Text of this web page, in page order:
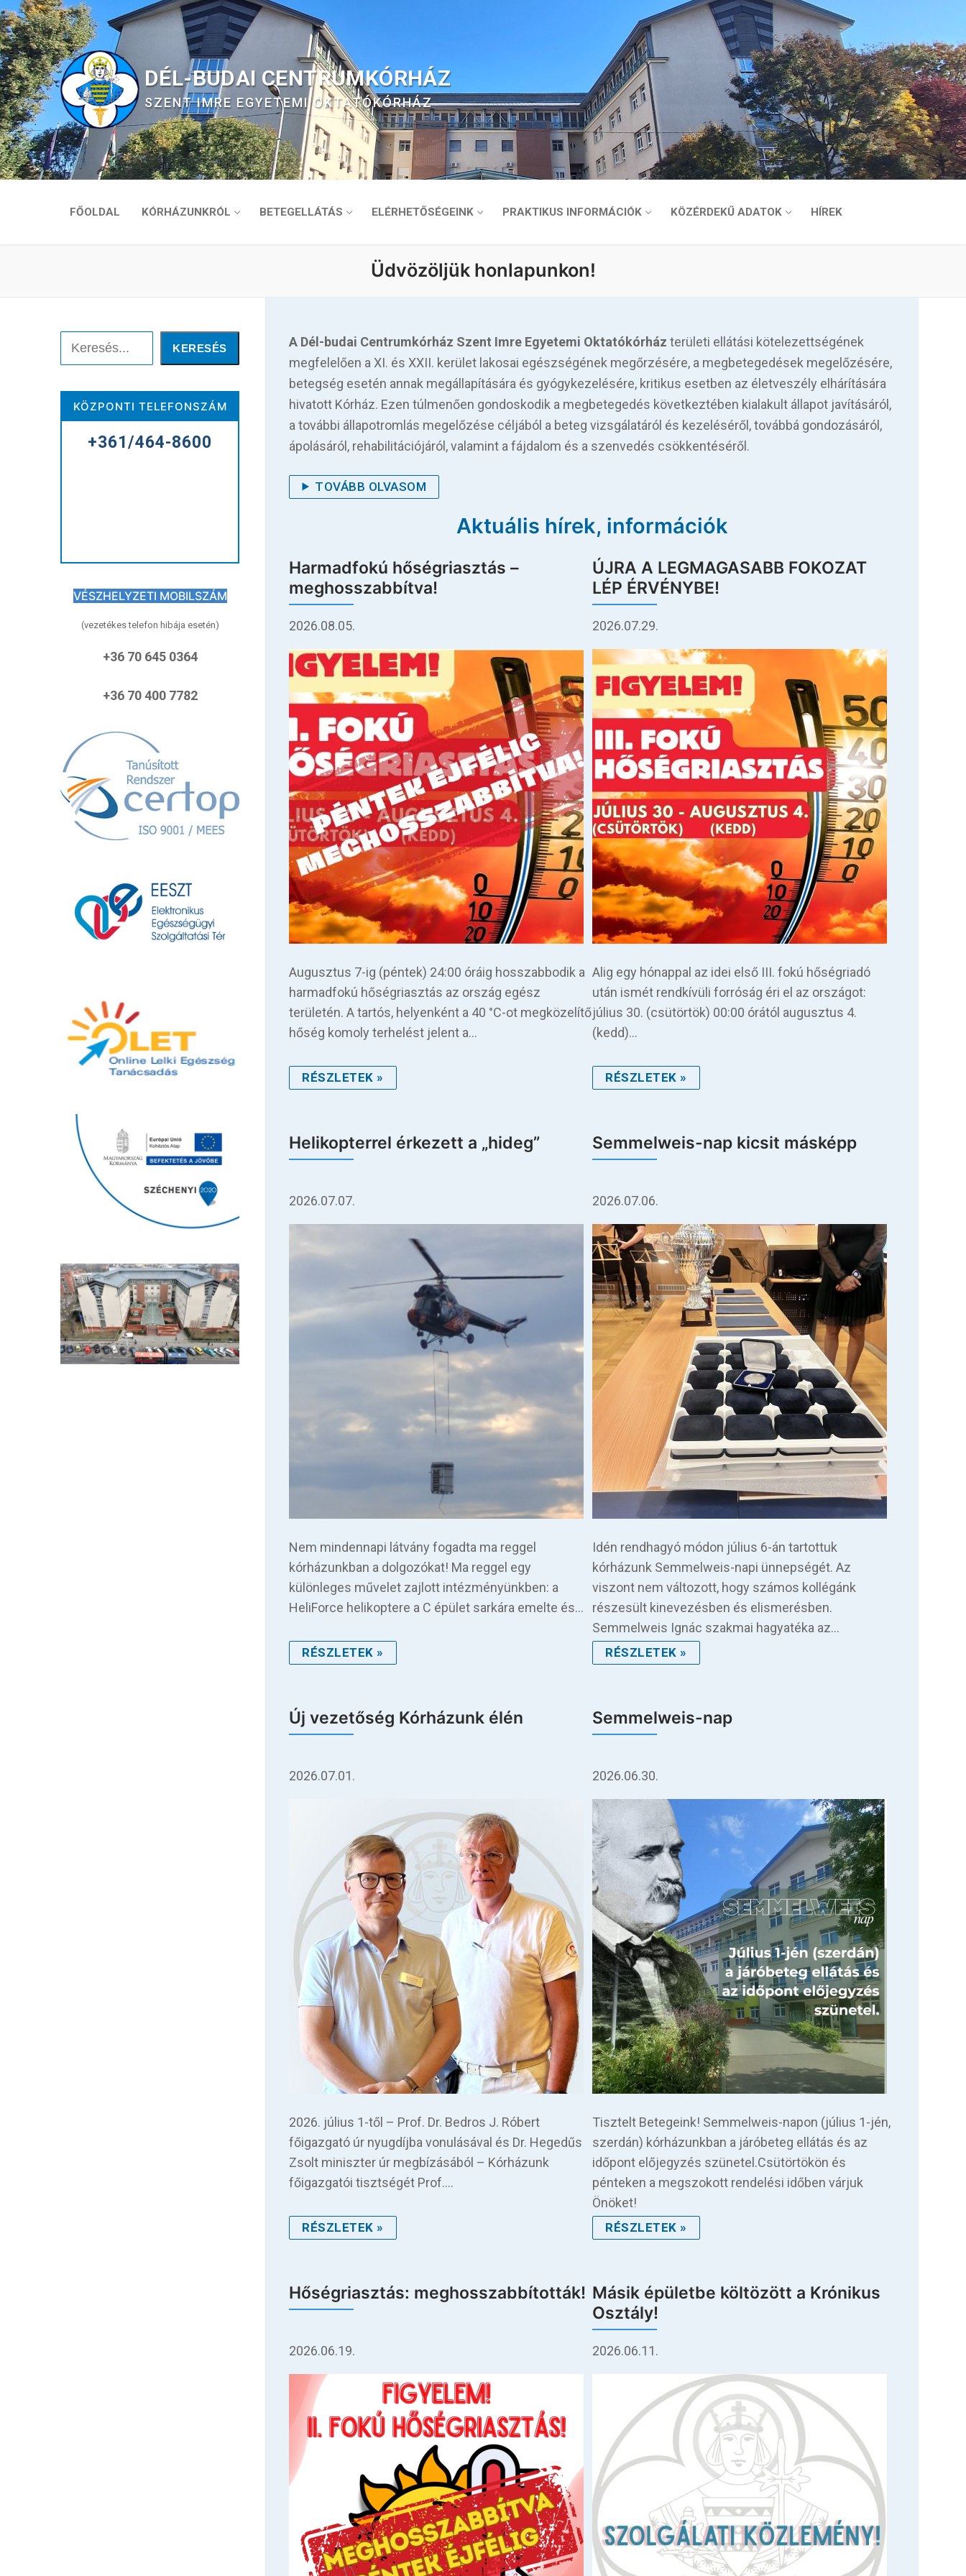
Ugrás
a
tartalomra
DÉL-BUDAI CENTRUMKÓRHÁZ
SZENT IMRE EGYETEMI OKTATÓKÓRHÁZ
FŐOLDAL KÓRHÁZUNKRÓL BETEGELLÁTÁS ELÉRHETŐSÉGEINK PRAKTIKUS INFORMÁCIÓK KÖZÉRDEKŰ ADATOK HÍREK
Főoldal
Kórházunkról
Praktikus információk
Közérdekű adatok
Hírek
Üdvözöljük honlapunkon!
Keresés KERESÉS
KÖZPONTI TELEFONSZÁM
+361/464-8600
VÉSZHELYZETI MOBILSZÁM
(vezetékes telefon hibája esetén)
+36 70 645 0364
+36 70 400 7782
A Dél-budai Centrumkórház Szent Imre Egyetemi Oktatókórházterületi ellátási kötelezettségének
megfelelően a XI. és XXII. kerület lakosai egészségének megőrzésére, a megbetegedések megelőzésére,
betegség esetén annak megállapítására és gyógykezelésére, kritikus esetben az életveszély elhárítására
hivatott Kórház. Ezen túlmenően gondoskodik a megbetegedés következtében kialakult állapot javításáról,
a további állapotromlás megelőzése céljából a beteg vizsgálatáról és kezeléséről, továbbá gondozásáról,
ápolásáról, rehabilitációjáról, valamint a fájdalom és a szenvedés csökkentéséről.
TOVÁBB OLVASOM
Aktuális hírek, információk
Harmadfokú hőségriasztás –
meghosszabbítva!
2026.08.05.
Augusztus 7-ig (péntek) 24:00 óráig hosszabbodik a
harmadfokú hőségriasztás az ország egész
területén. A tartós, helyenként a 40 °C-ot megközelítő
hőség komoly terhelést jelent a…
RÉSZLETEK »
ÚJRA A LEGMAGASABB FOKOZAT
LÉP ÉRVÉNYBE!
2026.07.29.
Alig egy hónappal az idei első III. fokú hőségriadó
után ismét rendkívüli forróság éri el az országot:
július 30. (csütörtök) 00:00 órától augusztus 4.
(kedd)…
RÉSZLETEK »
Helikopterrel érkezett a „hideg”
2026.07.07.
Nem mindennapi látvány fogadta ma reggel
kórházunkban a dolgozókat! Ma reggel egy
különleges művelet zajlott intézményünkben: a
HeliForce helikoptere a C épület sarkára emelte és…
RÉSZLETEK »
Semmelweis-nap kicsit másképp
2026.07.06.
Idén rendhagyó módon július 6-án tartottuk
kórházunk Semmelweis-napi ünnepségét. Az
viszont nem változott, hogy számos kollégánk
részesült kinevezésben és elismerésben.
Semmelweis Ignác szakmai hagyatéka az…
RÉSZLETEK »
Új vezetőség Kórházunk élén
2026.07.01.
2026. július 1-től – Prof. Dr. Bedros J. Róbert
főigazgató úr nyugdíjba vonulásával és Dr. Hegedűs
Zsolt miniszter úr megbízásából – Kórházunk
főigazgatói tisztségét Prof.…
RÉSZLETEK »
Semmelweis-nap
2026.06.30.
Tisztelt Betegeink! Semmelweis-napon (július 1-jén,
szerdán) kórházunkban a járóbeteg ellátás és az
időpont előjegyzés szünetel.Csütörtökön és
pénteken a megszokott rendelési időben várjuk
Önöket!
RÉSZLETEK »
Hőségriasztás: meghosszabbították!
2026.06.19.
Másik épületbe költözött a Krónikus
Osztály!
2026.06.11.